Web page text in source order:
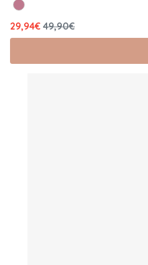
29,94€ 49,90€